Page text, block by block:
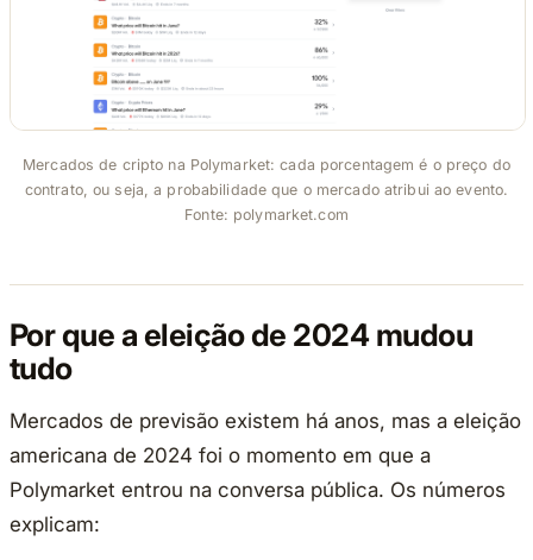
Mercados de cripto na Polymarket: cada porcentagem é o preço do
contrato, ou seja, a probabilidade que o mercado atribui ao evento.
Fonte: polymarket.com
Por que a eleição de 2024 mudou
tudo
Mercados de previsão existem há anos, mas a eleição
americana de 2024 foi o momento em que a
Polymarket entrou na conversa pública. Os números
explicam: